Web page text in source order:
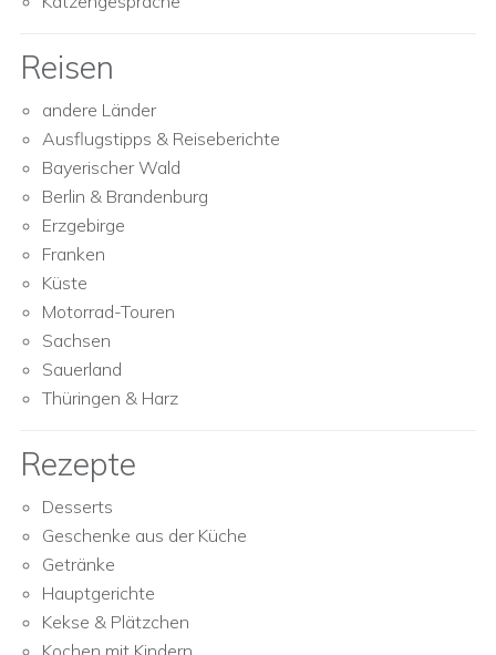
Reisen
andere Länder
Ausflugstipps & Reiseberichte
Bayerischer Wald
Berlin & Brandenburg
Erzgebirge
Franken
Küste
Motorrad-Touren
Sachsen
Sauerland
Thüringen & Harz
Rezepte
Desserts
Geschenke aus der Küche
Getränke
Hauptgerichte
Kekse & Plätzchen
Kochen mit Kindern